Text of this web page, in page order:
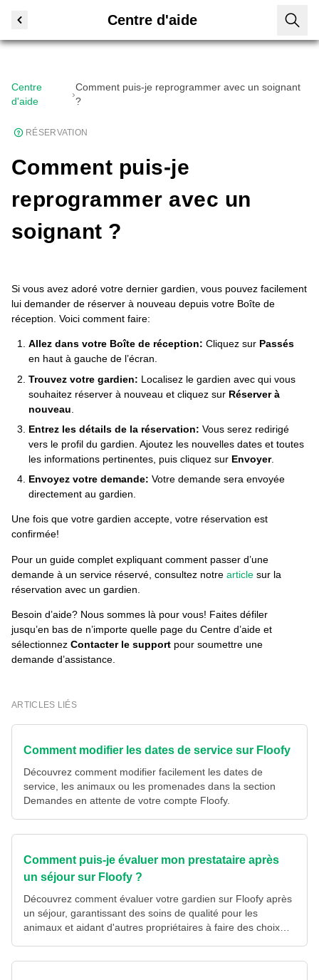
Centre d'aide
Centre
d'aide
›
Comment puis-je reprogrammer avec un soignant
?
RÉSERVATION
Comment puis-je
reprogrammer avec un
soignant ?
Si vous avez adoré votre dernier gardien, vous pouvez facilement
lui demander de réserver à nouveau depuis votre Boîte de
réception. Voici comment faire:
Allez dans votre Boîte de réception: Cliquez sur Passés
en haut à gauche de l’écran.
Trouvez votre gardien: Localisez le gardien avec qui vous
souhaitez réserver à nouveau et cliquez sur Réserver à
nouveau
Entrez les détails de la réservation: Vous serez redirigé
vers le profil du gardien. Ajoutez les nouvelles dates et toutes
les informations pertinentes, puis cliquez sur Envoyer.
Envoyez votre demande: Votre demande sera envoyée
directement au gardien.
Une fois que votre gardien accepte, votre réservation est
confirmée!
Pour un guide complet expliquant comment passer d’une
demande à un service réservé, consultez notre article sur la
réservation avec un gardien.
Besoin d’aide? Nous sommes là pour vous! Faites défiler
jusqu’en bas de n’importe quelle page du Centre d’aide et
sélectionnez Contacter le support pour soumettre une
demande d’assistance.
ARTICLES LIÉS
Comment modifier les dates de service sur Floofy
Découvrez comment modifier facilement les dates de
service, les animaux ou les promenades dans la section
Demandes en attente de votre compte Floofy.
Comment puis-je évaluer mon prestataire après
un séjour sur Floofy ?
Découvrez comment évaluer votre gardien sur Floofy après
un séjour, garantissant des soins de qualité pour les
animaux et aidant d'autres propriétaires à faire des choix